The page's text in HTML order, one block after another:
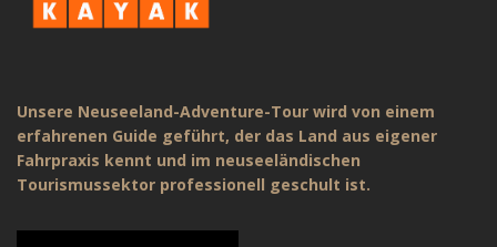
Unsere Neuseeland-Adventure-Tour wird von einem
erfahrenen Guide geführt, der das Land aus eigener
Fahrpraxis kennt und im neuseeländischen
Tourismussektor professionell geschult ist.